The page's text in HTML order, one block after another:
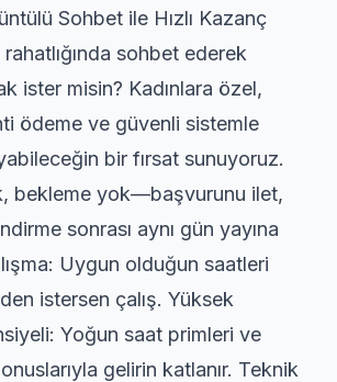
Sohbet ile Hızlı Kazanç
rahatlığında sohbet ederek
ister misin? Kadınlara özel,
ödeme ve güvenli sistemle
bir fırsat sunuyoruz.
bekleme yok—başvurunu ilet,
sonrası aynı gün yayına
Uygun olduğun saatleri
istersen çalış. Yüksek
Yoğun saat primleri ve
gelirin katlanır. Teknik